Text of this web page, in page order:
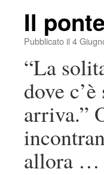
Il
Pubblicato il 4
“La
dove
arriva.”
allora …